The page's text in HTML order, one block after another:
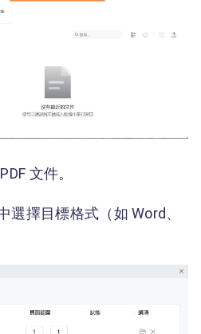
文件。
選擇目標格式（如 Word、